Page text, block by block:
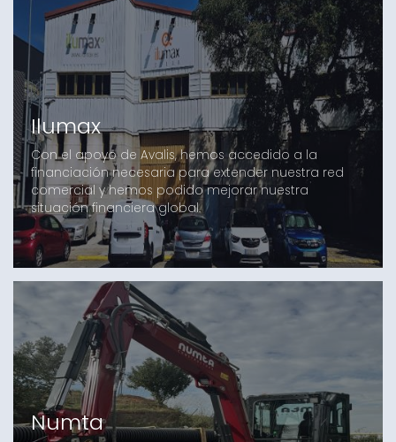
Ilumax
Con el apoyo de Avalis, hemos accedido a la
financiación necesaria para extender nuestra red
comercial y hemos podido mejorar nuestra
situación financiera global.
Numta